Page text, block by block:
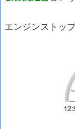
エンジンストップ